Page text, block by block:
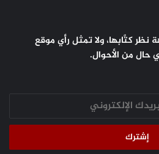
نظر كتَّابها، ولا تمثل رأي موقع
حال من الأحوال.